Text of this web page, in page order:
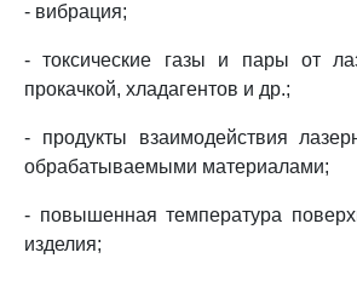
- вибрация;
- токсические газы и пары от
прокачкой, хладагентов и др.;
- продукты взаимодействия
обрабатываемыми материалами;
- повышенная температура
изделия;